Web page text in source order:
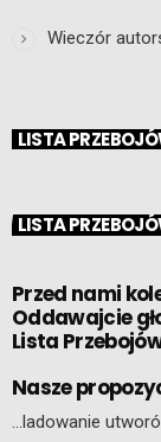
Wieczór
LISTA
LISTA
Przed nami
Oddawajcie
Lista
Nasze
…ladowanie